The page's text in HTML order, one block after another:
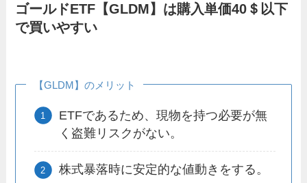
ゴールドETF【GLDM】は購入単価40＄以下
で買いやすい
【GLDM】のメリット
ETFであるため、現物を持つ必要が無
く盗難リスクがない。
株式暴落時に安定的な値動きをする。